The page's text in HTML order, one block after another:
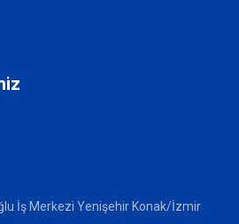
İş Merkezi Yenişehir Konak/İzmir